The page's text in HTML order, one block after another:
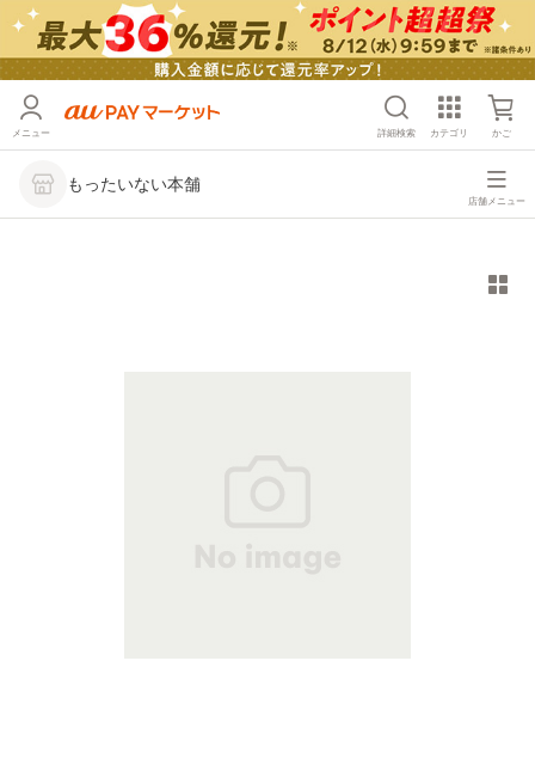
メニュー 詳細検索 カテゴリ かご
もったいない本舗
店舗メニュー